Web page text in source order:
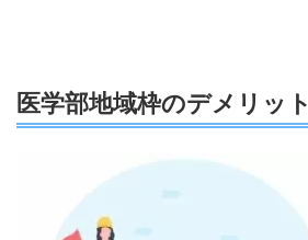
医学部地域枠のデメリット